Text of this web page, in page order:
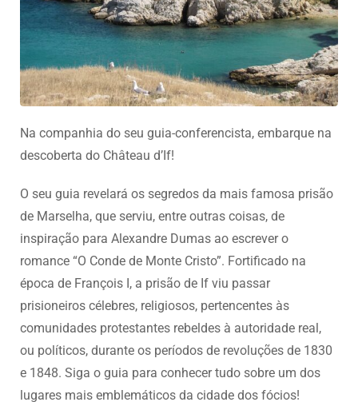
Na companhia do seu guia-conferencista, embarque na
descoberta do Château d’If!
O seu guia revelará os segredos da mais famosa prisão
de Marselha, que serviu, entre outras coisas, de
inspiração para Alexandre Dumas ao escrever o
romance “O Conde de Monte Cristo”. Fortificado na
época de François I, a prisão de If viu passar
prisioneiros célebres, religiosos, pertencentes às
comunidades protestantes rebeldes à autoridade real,
ou políticos, durante os períodos de revoluções de 1830
e 1848. Siga o guia para conhecer tudo sobre um dos
lugares mais emblemáticos da cidade dos fócios!